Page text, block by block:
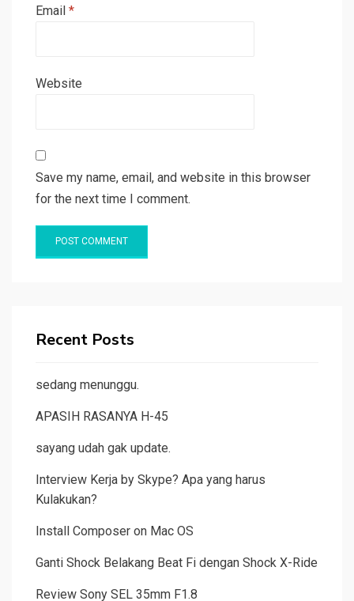
Email *
Website
Save my name, email, and website in this browser
for the next time I comment.
Recent Posts
sedang menunggu.
APASIH RASANYA H-45
sayang udah gak update.
Interview Kerja by Skype? Apa yang harus
Kulakukan?
Install Composer on Mac OS
Ganti Shock Belakang Beat Fi dengan Shock X-Ride
Review Sony SEL 35mm F1.8